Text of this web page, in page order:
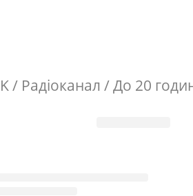
/ Радіоканал / До 20